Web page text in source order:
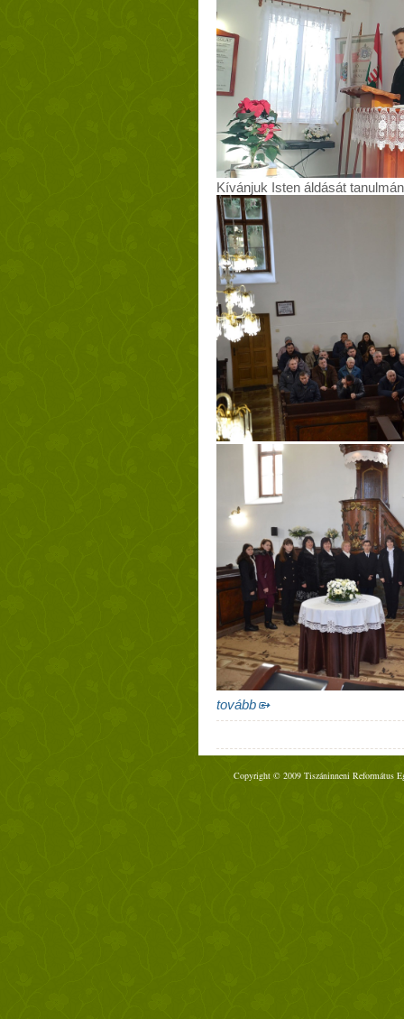
Kívánjuk Isten áldását
tovább
Copyright © 2009 Tiszáninneni Református